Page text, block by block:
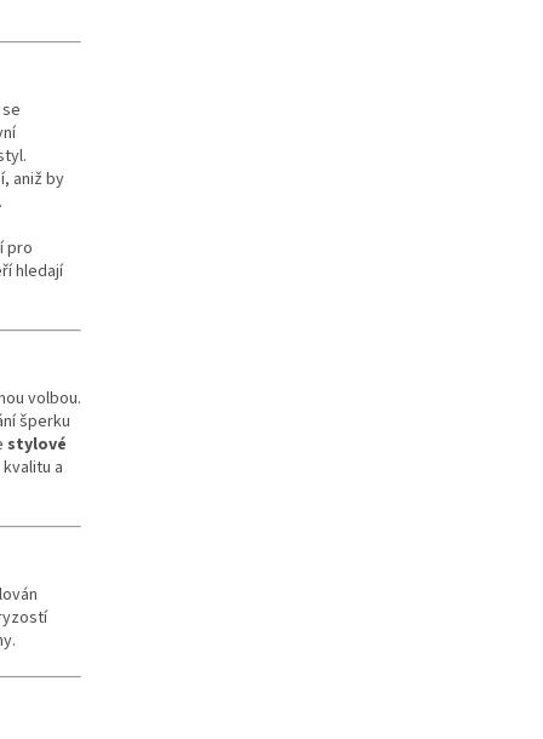
aniž by
pro
hledají
volbou.
šperku
stylové
a